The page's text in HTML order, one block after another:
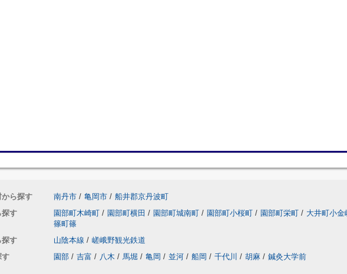
ら探す 南丹市 / 亀岡市 / 船井郡京丹波町
探す
園部町木崎町 / 園部町横田 / 園部町城南町 / 園部町小桜町 / 園部町栄町 / 大井町小金
篠町篠
探す
山陰本線 / 嵯峨野観光鉄道
す
園部 / 吉富 / 八木 / 馬堀 / 亀岡 / 並河 / 船岡 / 千代川 / 胡麻 / 鍼灸大学前